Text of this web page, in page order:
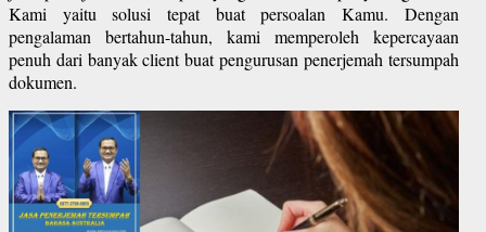
Kami yaitu solusi tepat buat persoalan Kamu. Dengan
pengalaman bertahun-tahun, kami memperoleh kepercayaan
penuh dari banyak client buat pengurusan penerjemah tersumpah
dokumen.